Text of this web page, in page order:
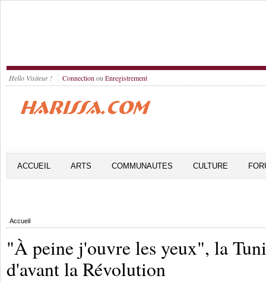
Hello Visiteur ! Connection ou Enregistrement
ACCUEIL ARTS COMMUNAUTES CULTURE
Accueil
"À peine j'ouvre les yeux", la
d'avant la Révolution